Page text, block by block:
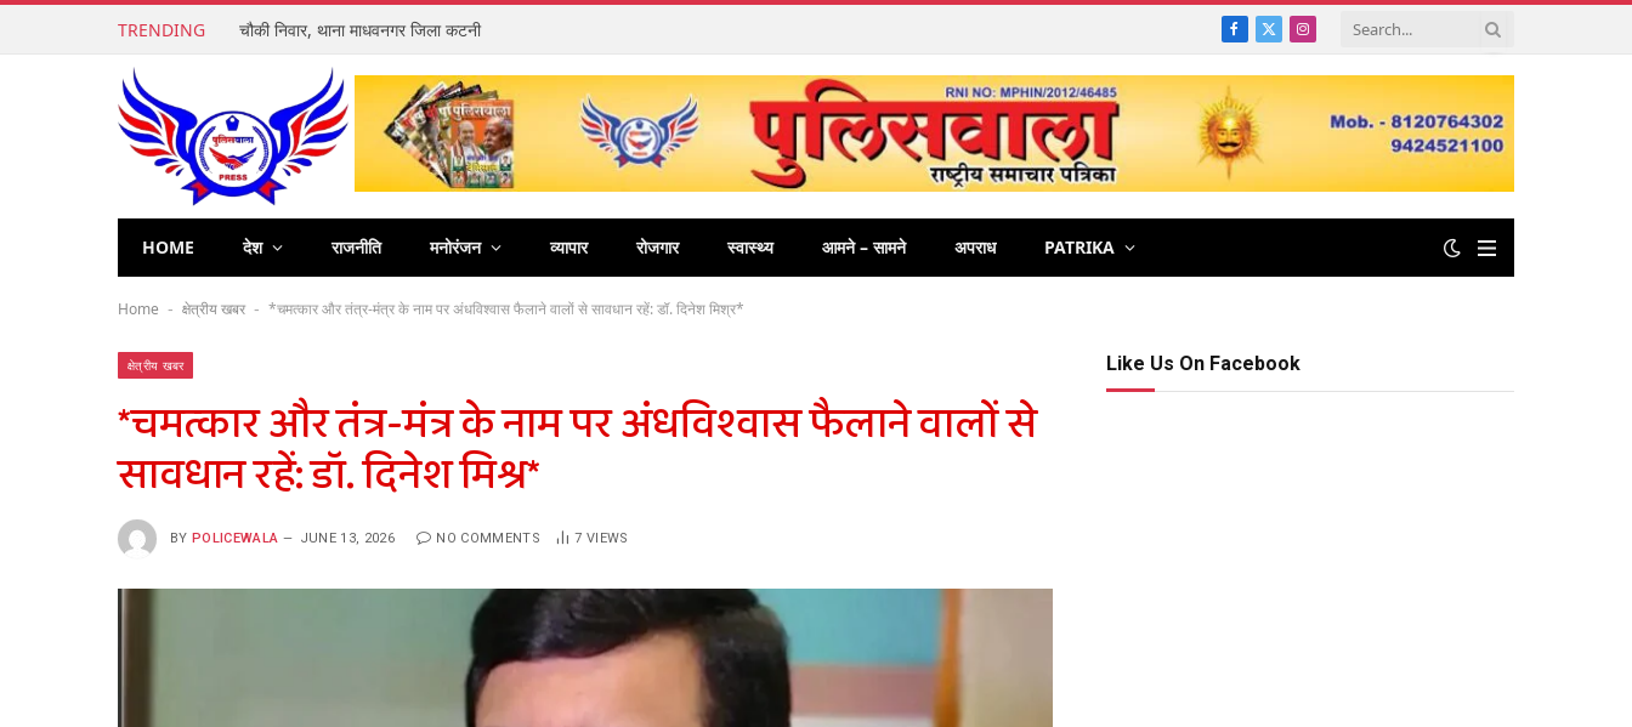
TRENDING चौकी निवार, थाना माधवनगर जिला कटनी Facebook
X
Instagram
HOME देश राजनीति मनोरंजन व्यापार रोजगार स्वास्थ्य आमने – सामने अपराध PATRIKA
Home - क्षेत्रीय खबर - *चमत्कार और तंत्र-मंत्र के नाम पर अंधविश्वास फैलाने वालों से सावधान रहें: डॉ. दिनेश मिश्र*
क्षेत्रीय खबर
*चमत्कार और तंत्र-मंत्र के नाम पर अंधविश्वास फैलाने वालों से
सावधान रहें: डॉ. दिनेश मिश्र*
BY POLICEWALA JUNE 13, 2026 NO COMMENTS 7 VIEWS
Like Us On Facebook